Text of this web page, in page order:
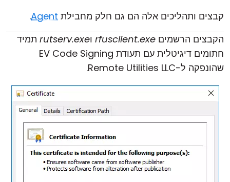
קבצים ותהליכים אלה הם גם חלק מחבילת Agent
.
הקבצים הרשמים rfusclient.exe וrutserv.exe תמיד
חתומים דיגיטלית עם תעודת EV Code Signing
שהונפקה ל-Remote Utilities LLC.